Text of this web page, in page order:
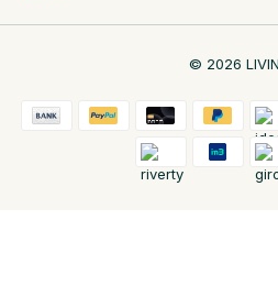
© 2026